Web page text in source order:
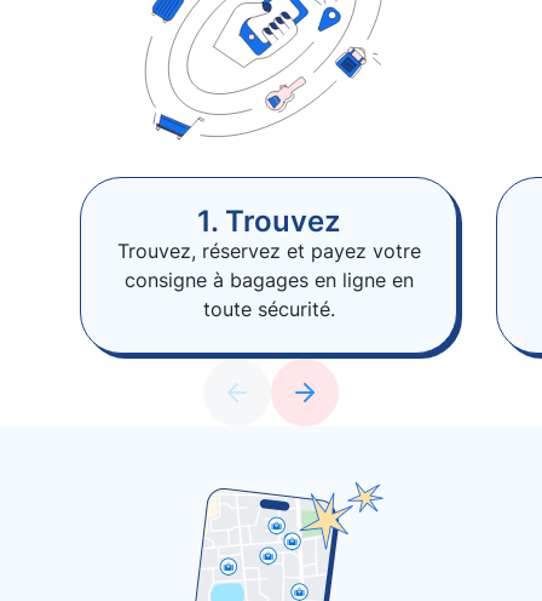
1. Trouvez
Trouvez, réservez et payez votre
consigne à bagages en ligne en
toute sécurité.